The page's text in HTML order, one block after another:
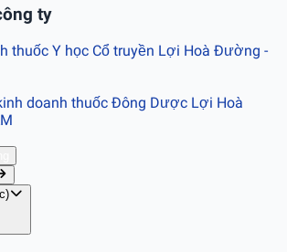
ty
thuốc Y học Cổ truyền Lợi Hoà Ðường -
doanh thuốc Ðông Dược Lợi Hoà